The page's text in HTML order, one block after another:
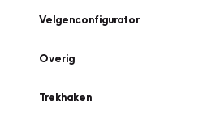
Velgenconfigurator
Overig
Trekhaken